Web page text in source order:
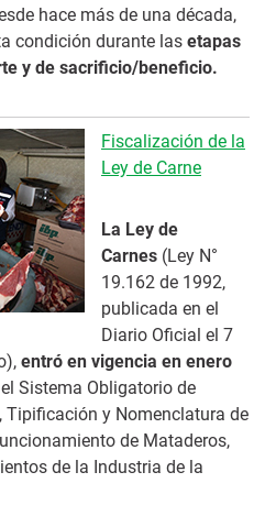
hace más de una década,
condición durante las etapas
y de sacrificio/beneficio.
Fiscalización de la
Ley de Carne
La Ley de
Carnes (Ley N°
19.162 de 1992,
publicada en el
Diario Oficial el 7
entró en vigencia en enero
Sistema Obligatorio de
Tipificación y Nomenclatura de
de Mataderos,
de la Industria de la